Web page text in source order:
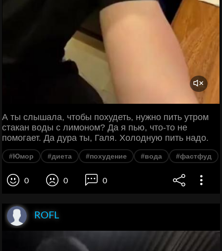
А ты слышала, чтобы похудеть, нужно пить утром
стакан воды с лимоном? Да я пью, что-то не
помогает. Да дура ты, Галя. Холодную пить надо.
#Юмор #диета #похудение #вода #фастфуд
0 0 0
ROFL